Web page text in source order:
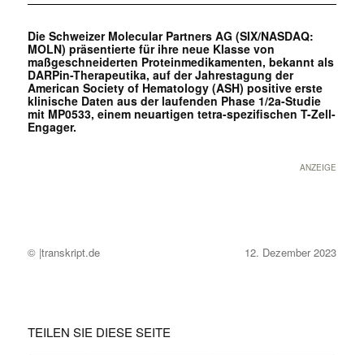
Die Schweizer Molecular Partners AG (SIX/NASDAQ:
MOLN) präsentierte für ihre neue Klasse von
maßgeschneiderten Proteinmedikamenten, bekannt als
DARPin-Therapeutika, auf der Jahrestagung der
American Society of Hematology (ASH) positive erste
klinische Daten aus der laufenden Phase 1/2a-Studie
mit MP0533, einem neuartigen tetra-spezifischen T-Zell-
Engager.
ANZEIGE
© |transkript.de 12. Dezember 2023
TEILEN SIE DIESE SEITE